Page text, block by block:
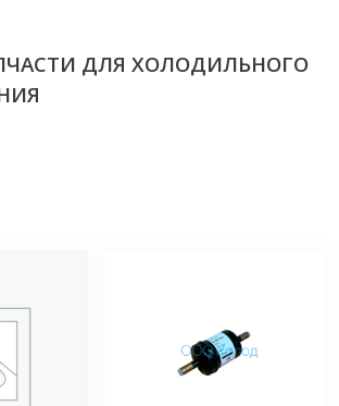
ДЛЯ ХОЛОДИЛЬНОГО